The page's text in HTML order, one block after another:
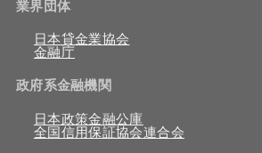
業界団体
日本貸金業協会
金融庁
政府系金融機関
日本政策金融公庫
全国信用保証協会連合会